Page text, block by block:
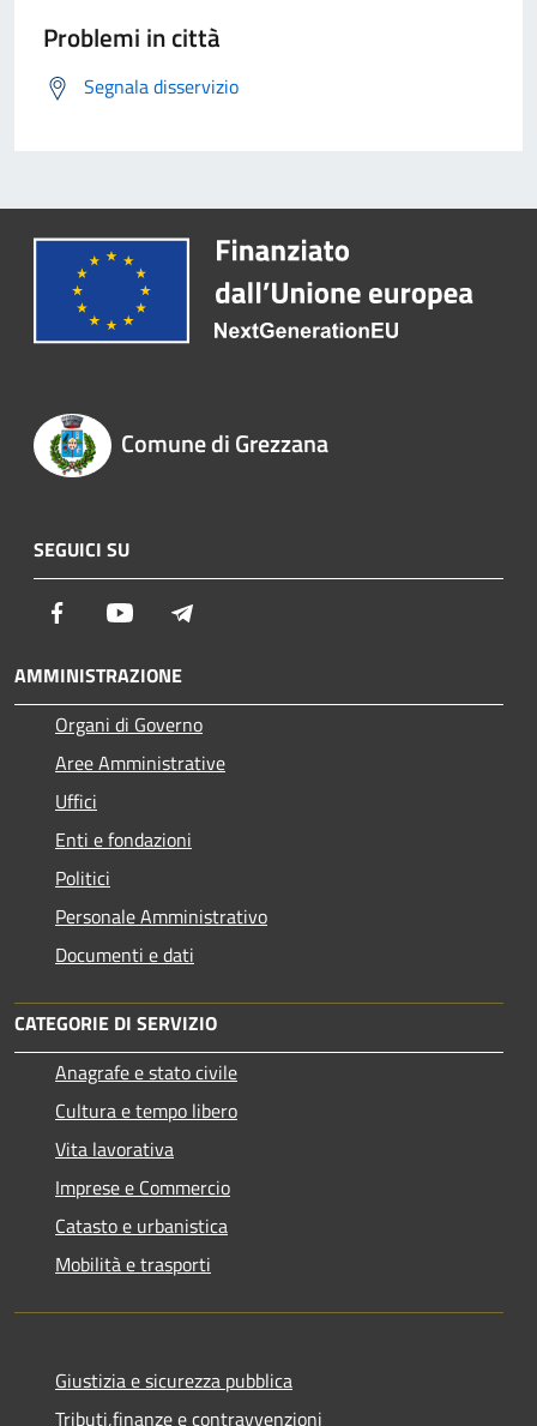
Problemi in città
Segnala disservizio
Comune di Grezzana
SEGUICI SU
Facebook Youtube
AMMINISTRAZIONE
Organi di Governo
Aree Amministrative
Uffici
Enti e fondazioni
Politici
Personale Amministrativo
Documenti e dati
CATEGORIE DI SERVIZIO
Anagrafe e stato civile
Cultura e tempo libero
Vita lavorativa
Imprese e Commercio
Catasto e urbanistica
Mobilità e trasporti
Giustizia e sicurezza pubblica
Tributi,finanze e contravvenzioni